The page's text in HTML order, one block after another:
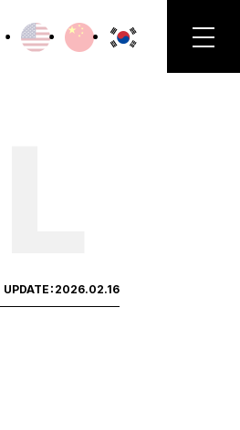
UPDATE： 2026.02.16